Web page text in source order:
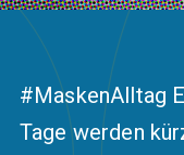
#MaskenAlltag
Tage werden